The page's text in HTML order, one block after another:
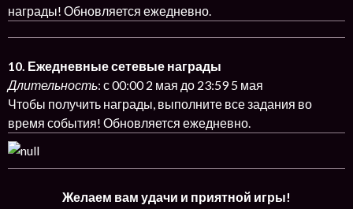
награды! Обновляется ежедневно.
10. Ежедневные сетевые награды
Длительность: с 00:00 2 мая до 23:59 5 мая
Чтобы получить награды, выполните все задания во
время события! Обновляется ежедневно.
Желаем вам удачи и приятной игры!